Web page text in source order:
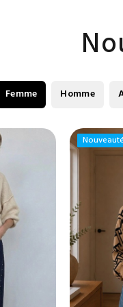
Femme Homme